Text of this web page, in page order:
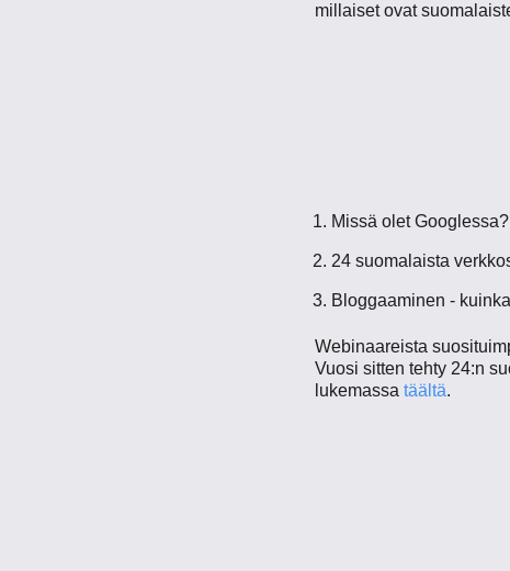
millaiset ovat
Missä olet Googlessa?
24 suomalaista
Bloggaaminen -
Webinaareista
Vuosi sitten tehty 24:n
lukemassa täältä.